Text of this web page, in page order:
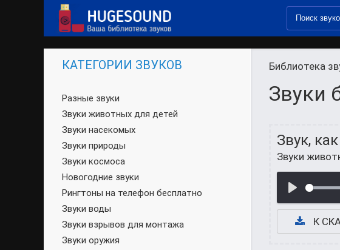
Библиотека
Звуки
Звук,
Звуки
К
КАТЕГОРИИ ЗВУКОВ
Разные звуки
Звуки животных для детей
Звуки насекомых
Звуки природы
Звуки космоса
Новогодние звуки
Рингтоны на телефон бесплатно
Звуки воды
Звуки взрывов для монтажа
Звуки оружия